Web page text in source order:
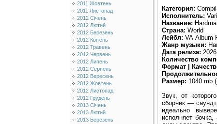
2011 Жовтень
2011 Листопад
2012 Січень
2012 Лютий
2012 Березень
2012 Квітень
2012 Травень
2012 Червень
2012 Липень
2012 Серпень
2012 Вересень
2012 Жовтень
2012 Листопад
2012 Грудень
2013 Січень
2013 Лютий
2013 Березень
Категория:
Исполнитель:
Название:
Страна: World
Лейбл: VA-Album
Жанр музыки:
Дата релиза: 2026
Количество
Формат |
Размер: 1040 mb
Звук, от
сборник —
идеально
исполняет